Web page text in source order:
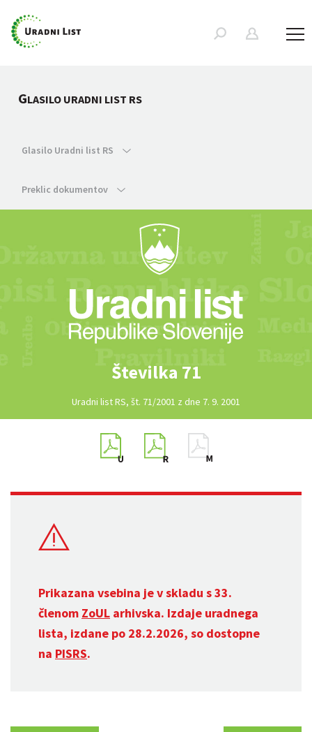
GLASILO URADNI LIST RS
Glasilo Uradni list RS
Preklic dokumentov
Številka 71
Uradni list RS, št. 71/2001 z dne 7. 9. 2001
Prikazana vsebina je v skladu s 33.
členom ZoUL arhivska. Izdaje uradnega
lista, izdane po 28.2.2026, so dostopne
na PISRS.